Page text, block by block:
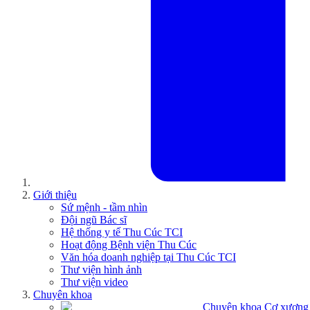
Giới thiệu
Sứ mệnh - tầm nhìn
Đội ngũ Bác sĩ
Hệ thống y tế Thu Cúc TCI
Hoạt động Bệnh viện Thu Cúc
Văn hóa doanh nghiệp tại Thu Cúc TCI
Thư viện hình ảnh
Thư viện video
Chuyên khoa
Chuyên khoa Cơ